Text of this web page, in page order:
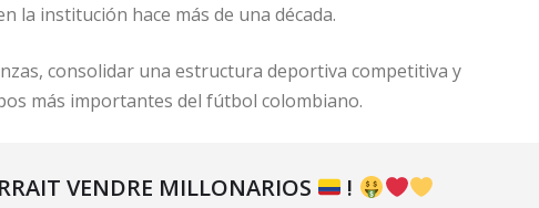
la institución hace más de una década.
consolidar una estructura deportiva competitiva y
más importantes del fútbol colombiano.
VENDRE MILLONARIOS
!